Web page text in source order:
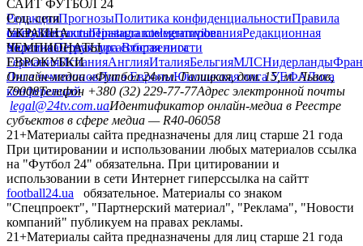
САЙТ ФУТБОЛ 24
РедакцияПрогнозыПолитика конфиденциальностиПравила
сайтуКонтактыПравила комментированияРедакционная
политикаСтруктура собственности
Соц. сети
facebookxyoutubeinstagramtelegramviber
УКРАИНА
УкраинаПервая лигаВторая лига
ЧЕМПИОНАТЫ
ГерманияИспанияАнглияИталияБельгияМЛСНидерланды
ЕВРОКУБКИ
Лига чемпионовЛига ЕвропыЮношеская лига УЕФАЛига
конференций
Онлайн-медиа «Футбол 24»пл. Галицкая, дом. 15, м. Львов,
79008Телефон +380 (32) 229-77-77Адрес электронной почты
legal@24tv.com.uaИдентификатор онлайн-медиа в Реестре
субъектов в сфере медиа — R40-06058
21+Материалы сайта предназначены для лиц старше 21 года
При цитировании и использовании любых материалов ссылка
на "Футбол 24" обязательна. При цитировании и
использовании в сети Интернет гиперссылка на сайтт
football24.ua
обязательное. Материалы со знаком
"Спецпроект", "Партнерский материал", "Реклама", "Новости
компаний" публикуем на правах рекламы.
21+Материалы сайта предназначены для лиц старше 21 года